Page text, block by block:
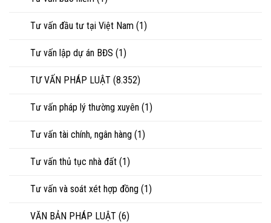
Tư vấn đầu tư tại Việt Nam (1)
Tư vấn lập dự án BĐS (1)
TƯ VẤN PHÁP LUẬT (8.352)
Tư vấn pháp lý thường xuyên (1)
Tư vấn tài chính, ngân hàng (1)
Tư vấn thủ tục nhà đất (1)
Tư vấn và soát xét hợp đồng (1)
VĂN BẢN PHÁP LUẬT (6)